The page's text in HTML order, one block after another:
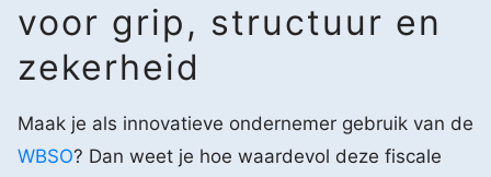
voor grip, structuur en
zekerheid
Maak je als innovatieve ondernemer gebruik van de
WBSO? Dan weet je hoe waardevol deze fiscale